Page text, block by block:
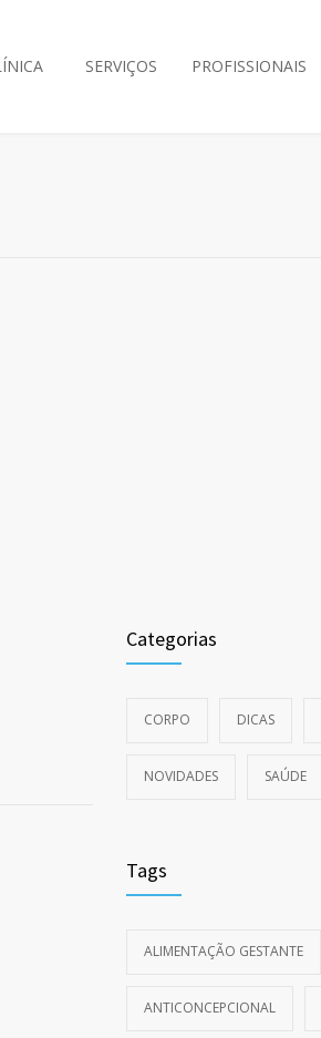
SERVIÇOS PROFISSIONAIS
Categorias
CORPO DICAS
NOVIDADES SAÚDE
Tags
ALIMENTAÇÃO GESTANTE
ANTICONCEPCIONAL